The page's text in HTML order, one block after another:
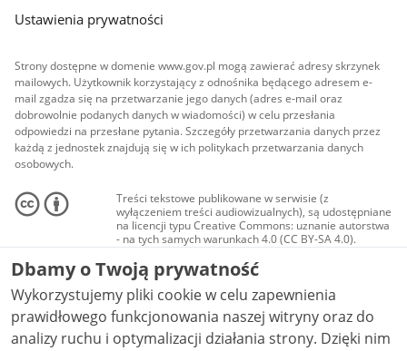
Ustawienia prywatności
Strony dostępne w domenie www.gov.pl mogą zawierać adresy skrzynek
mailowych. Użytkownik korzystający z odnośnika będącego adresem e-
mail zgadza się na przetwarzanie jego danych (adres e-mail oraz
dobrowolnie podanych danych w wiadomości) w celu przesłania
odpowiedzi na przesłane pytania. Szczegóły przetwarzania danych przez
każdą z jednostek znajdują się w ich politykach przetwarzania danych
osobowych.
Treści tekstowe publikowane w serwisie (z
wyłączeniem treści audiowizualnych), są udostępniane
na licencji typu Creative Commons: uznanie autorstwa
- na tych samych warunkach 4.0 (CC BY-SA 4.0).
Materiały audiowizualne, w tym zdjęcia, materiały
audio i wideo, są udostępniane na licencji typu
Creative Commons: uznanie autorstwa użycie
niekomercyjne - bez utworów zależnych 4.0 (CC BY-
NC-ND 4.0), o ile nie jest to stwierdzone inaczej.
Dbamy o Twoją prywatność
Wykorzystujemy pliki cookie w celu zapewnienia
prawidłowego funkcjonowania naszej witryny oraz do
analizy ruchu i optymalizacji działania strony. Dzięki nim